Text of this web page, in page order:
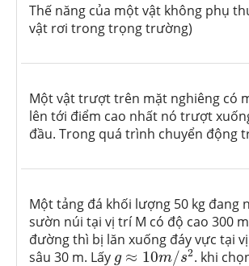
Thế năng của một vật không phụ
vật rơi trong trọng trường)
Một vật trượt trên mặt nghiêng có
lên tới điểm cao nhất nó trượt
đầu. Trong quá trình chuyển động
Một tảng đá khối lượng 50 kg đang
sườn núi tại vị trí M có độ cao 300
đường thì bị lăn xuống đáy vực tại
sâu 30 m. Lấy g ≈ 10m/s2
g≈10m/s2 . khi